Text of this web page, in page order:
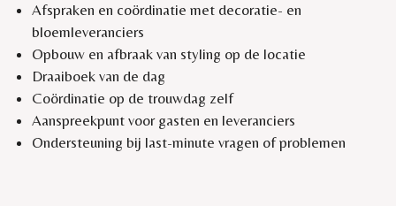
Afspraken en coördinatie met decoratie- en
bloemleveranciers
Opbouw en afbraak van styling op de locatie
Draaiboek van de dag
Coördinatie op de trouwdag zelf
Aanspreekpunt voor gasten en leveranciers
Ondersteuning bij last-minute vragen of problemen